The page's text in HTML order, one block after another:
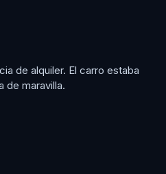
de alquiler. El carro estaba
de maravilla.